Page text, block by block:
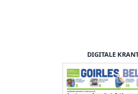
DIGITALE